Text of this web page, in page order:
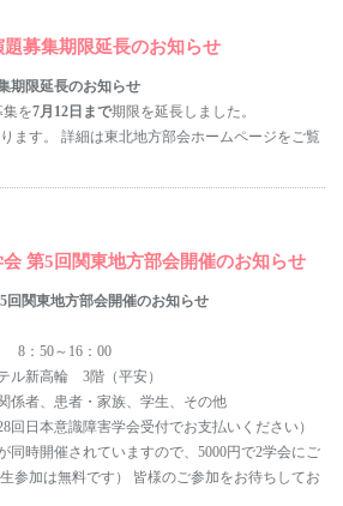
募集期限延長のお知らせ
期限延長のお知らせ
を7月12日まで期限を延長しました。
ます。 詳細は東北地方部会ホームページをご覧
第5回関東地方部会開催のお知らせ
回関東地方部会開催のお知らせ
8：50～16：00
ル新高輪 3階（平安）
係者、患者・家族、学生、その他
回日本意識障害学会受付でお支払いください）
同時開催されていますので、5000円で2学会にご
参加は無料です） 皆様のご参加をお待ちしてお